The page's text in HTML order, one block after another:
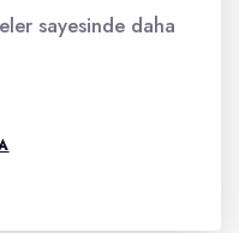
sayesinde daha